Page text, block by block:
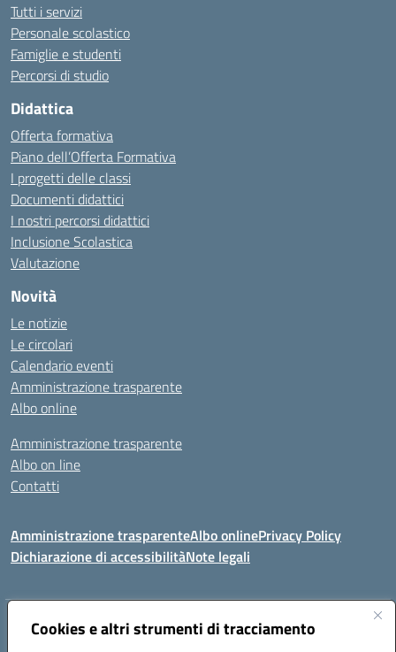
Cookies e altri strumenti di tracciamento
Tutti i servizi
Personale scolastico
Famiglie e studenti
Percorsi di studio
Didattica
Offerta formativa
Piano dell’Offerta Formativa
I progetti delle classi
Documenti didattici
I nostri percorsi didattici
Inclusione Scolastica
Valutazione
Novità
Le notizie
Le circolari
Calendario eventi
Amministrazione trasparente
Albo online
Amministrazione trasparente
Albo on line
Contatti
Amministrazione trasparenteAlbo onlinePrivacy Policy
Dichiarazione di accessibilitàNote legali
Indirizzo:Via Tirso, 07011 Bono (SS)